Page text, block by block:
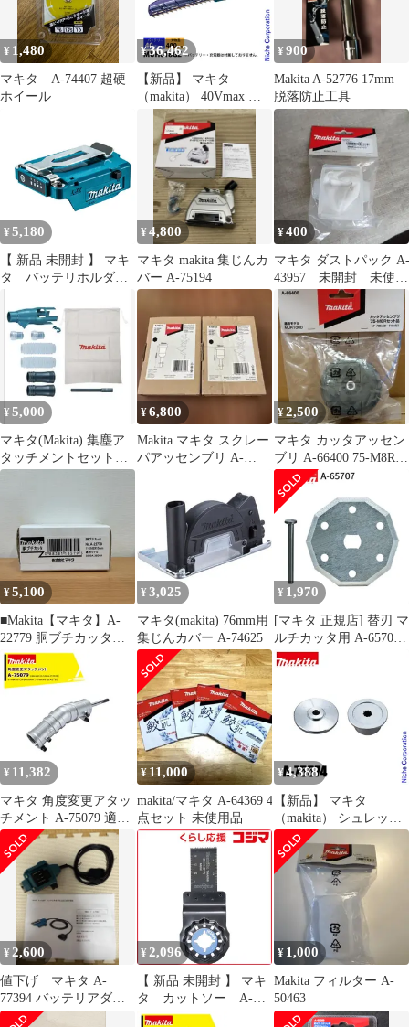
¥ 1,480
マキタ A-74407 超硬
ホイール
¥36,462
【新品】 マキタ
（makita） 40Vmax 充
電式ヘッジトリマ
400mm 両刃式 本体の
み MUH018GZ バッテ
リー式 バッテリ・充電
器別売り ヘッジトリマ
¥900
Makita A-52776 17mm
脱落防止工具
¥ 5,180
【 新品 未開封 】 マキ
タ バッテリホルダ
料無料
¥4,800
マキタ makita 集じんカ
バー A-75194
¥400
マキタ ダストパック A-
43957 未開封 未使
用 掃除機
¥ 5,000
マキタ(Makita) 集塵ア
タッチメントセット品
196860-7
¥6,800
Makita マキタ スクレー
パアッセンブリ A-
¥2,500
マキタ カッタアッセン
ブリ A-66400 75-M8Rセ
ット品 MUR100D
¥5,100
■Makita【マキタ】A-
22779 胴ブチカッタ
A25-3073、A25-3074
¥ 3,025
マキタ(makita) 76mm用
集じんカバー A-74625
¥ 1,970
[マキタ 正規店] 替刃 マ
ルチカッタ用 A-65707
ロックピン付(刃物交換
¥ 11,382
マキタ 角度変更アタッ
チメント A-75079 適合
機種MUA002GZ /
MUA251DZ
¥ 11,000
makita/マキタ A-64369 4
点セット 未使用品
¥4,388
【新品】 マキタ
（makita） シュレッダ
ーブレード付属セット
品 A-75574
¥2,600
値下げ マキタ A-
77394 バッテリアダプ
タ 1.6m
¥ 2,096
【 新品 未開封 】 マキ
タ カットソー A-
63909 未使用 送料無料
¥ 1,000
Makita フィルター A-
50463